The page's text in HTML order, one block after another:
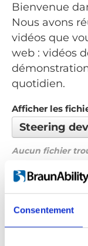
Consentement
Bienvenue
Nous avons
vidéos que
web : vidéos
quotidien.
Afficher les
Steering
Aucun fichier